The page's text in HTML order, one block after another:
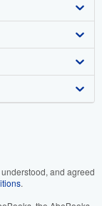
and agreed
.